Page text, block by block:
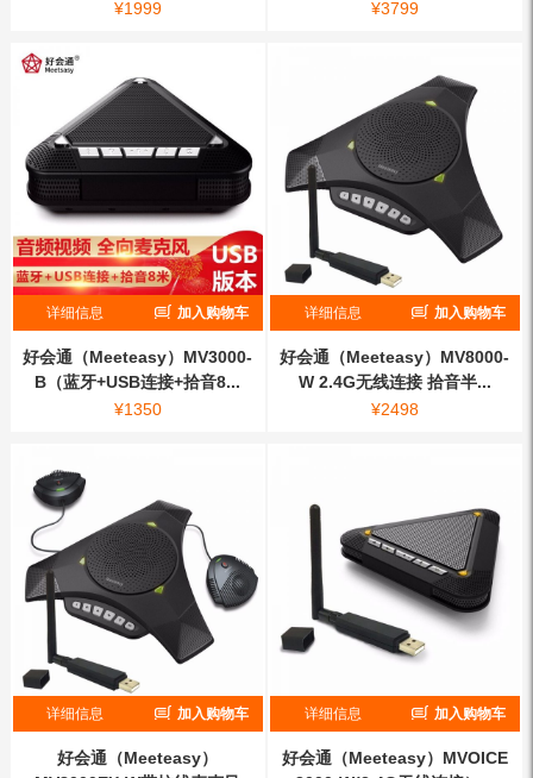
¥1999
¥3799
详细信息 加入购物车
好会通（Meeteasy）MV3000-
B（蓝牙+USB连接+拾音8...
¥1350
详细信息 加入购物车
好会通（Meeteasy）MV8000-
W 2.4G无线连接 拾音半...
¥2498
详细信息 加入购物车
好会通（Meeteasy）
详细信息 加入购物车
好会通（Meeteasy）MVOICE